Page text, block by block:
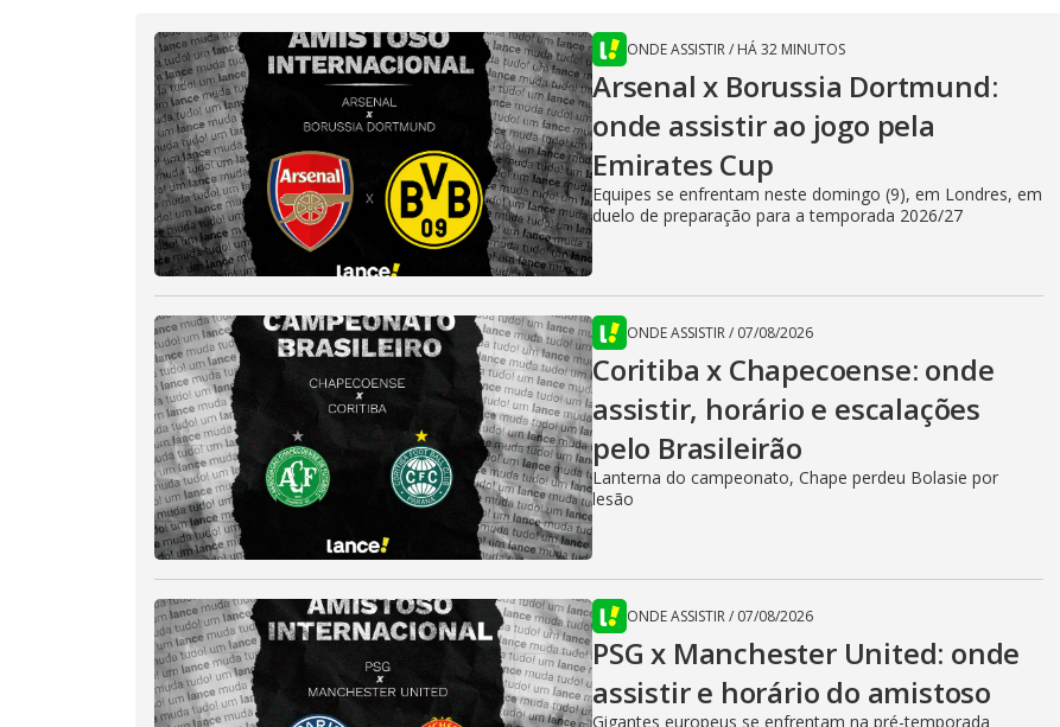
ONDE ASSISTIR/ HÁ 32 MINUTOS
Arsenal x Borussia Dortmund:
onde assistir ao jogo pela
Emirates Cup
Equipes se enfrentam neste domingo (9), em Londres, em
duelo de preparação para a temporada 2026/27
ONDE ASSISTIR/ 07/08/2026
Coritiba x Chapecoense: onde
assistir, horário e escalações
pelo Brasileirão
Lanterna do campeonato, Chape perdeu Bolasie por
lesão
ONDE ASSISTIR/ 07/08/2026
PSG x Manchester United: onde
assistir e horário do amistoso
Gigantes europeus se enfrentam na pré-temporada